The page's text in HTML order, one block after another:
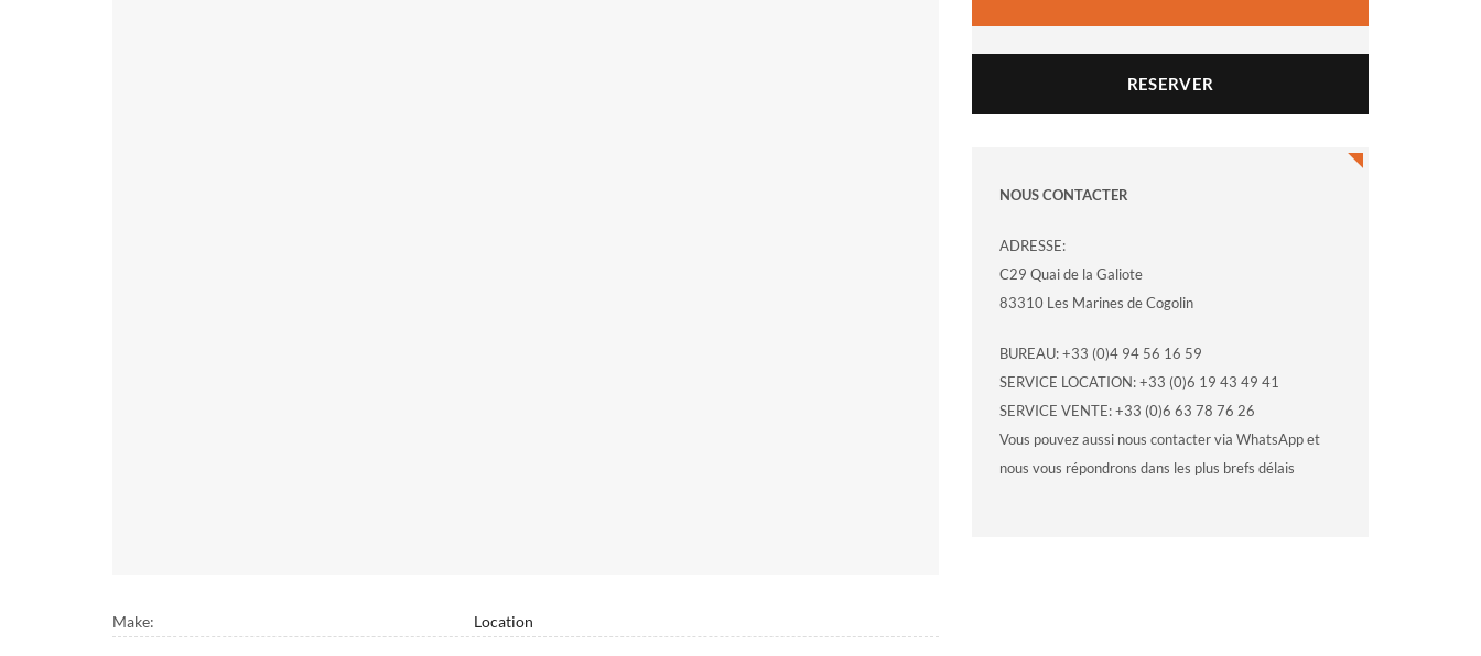
Make: Location
RESERVER
NOUS CONTACTER
ADRESSE:
C29 Quai de la Galiote
83310 Les Marines de Cogolin
BUREAU: +33 (0)4 94 56 16 59
SERVICE LOCATION: +33 (0)6 19 43 49 41
SERVICE VENTE: +33 (0)6 63 78 76 26
Vous pouvez aussi nous contacter via WhatsApp et
nous vous répondrons dans les plus brefs délais